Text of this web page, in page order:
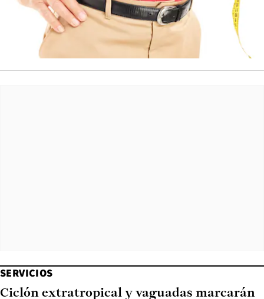
SERVICIOS
Ciclón extratropical y vaguadas marcarán